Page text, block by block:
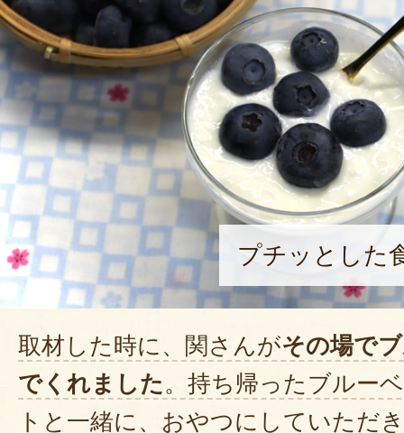
プチッとした
取材した時に、関さんがその場で
でくれました 。持ち帰ったブルー
トと一緒に、おやつにしていただ